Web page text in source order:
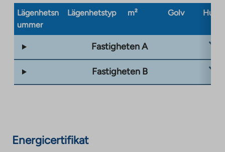
Lägenhetsn
ummer
Lägenhetstyp m² Golv
Fastigheten A
Fastigheten B
Energicertifikat